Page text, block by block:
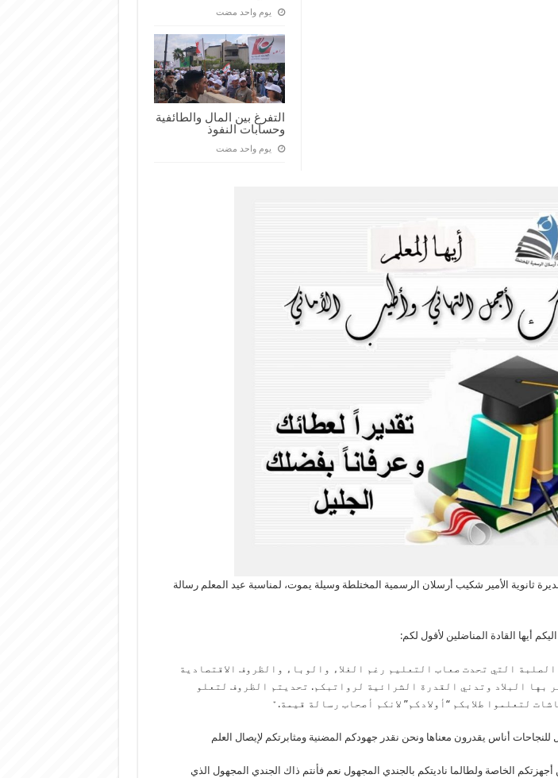
‏يوم واحد مضت
التفرغ بين المال والطائفية
وحسابات النفوذ
‏يوم واحد مضت
ثانوية الأمير شكيب أرسلان الرسمية المختلطة وسيلة يموت، لمناسبة عيد المعلم رسالة
أيها القادة المناضلين لأقول لكم:
الصلبة التي تحدت صعاب التعليم رغم الغلاء والوباء والظروف الاقتصادية
بها البلاد وتدني القدرة الشرائية لرواتبكم. تحديتم الظروف لتعلو
لتعلموا طلابكم “أولادكم” لانكم أصحاب رسالة قيمة.﮺
للنجاحات أناس يقدرون معناها ونحن نقدر جهودكم المضنية ومثابرتكم لإيصال العلم
الخاصة ولطالما ناديتكم بالجندي المجهول نعم فأنتم ذاك الجندي المجهول الذي